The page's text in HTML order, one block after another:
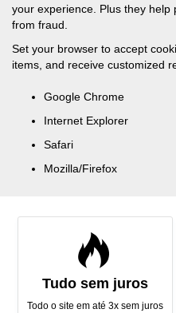
your experience. Plus they
from fraud.
Set your browser to accept
items, and receive customized
Google Chrome
Internet Explorer
Safari
Mozilla/Firefox
Tudo sem juros
Todo o site em até 3x sem juros